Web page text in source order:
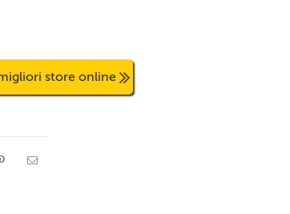
store online